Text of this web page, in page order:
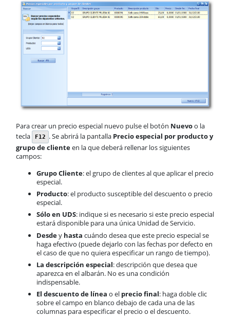
Para crear un precio especial nuevo pulse el botón Nuevoo la
tecla
F12 . Se abrirá la pantalla Precio especial por producto y
grupo de clienteen la que deberá rellenar los siguientes
campos:
Grupo Cliente: el grupo de clientes al que aplicar el precio
especial.
Producto: el producto susceptible del descuento o precio
especial.
Sólo en UDS: indique si es necesario si este precio especial
estará disponible para una única Unidad de Servicio.
Desdey hasta cuándo desea que este precio especial se
haga efectivo (puede dejarlo con las fechas por defecto en
el caso de que no quiera especificar un rango de tiempo).
La descripción especial: descripción que desea que
aparezca en el albarán. No es una condición
indispensable.
El descuento de línea o el precio final: haga doble clic
sobre el campo en blanco debajo de cada una de las
columnas para especificar el precio o el descuento.